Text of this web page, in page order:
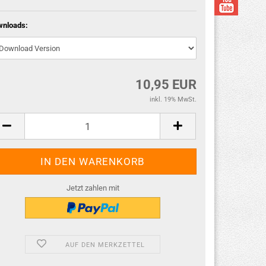
10,95 EUR
inkl. 19% MwSt.
Jetzt zahlen mit
AUF DEN MERKZETTEL